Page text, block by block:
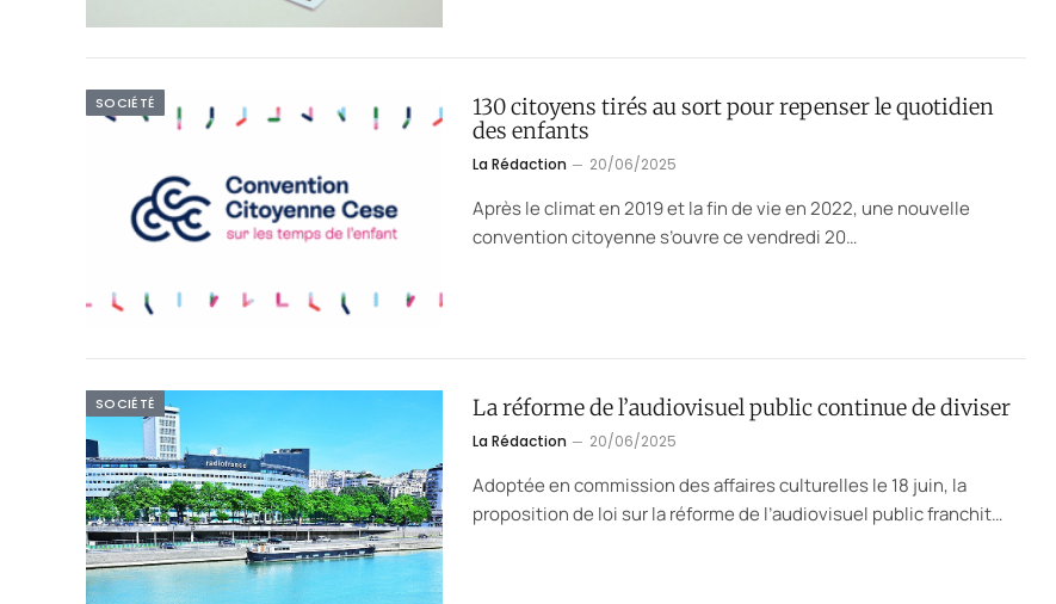
SOCIÉTÉ
130 citoyens tirés au sort pour repenser le quotidien
des enfants
La Rédaction 20/06/2025
Après le climat en 2019 et la fin de vie en 2022, une nouvelle
convention citoyenne s’ouvre ce vendredi 20…
SOCIÉTÉ La réforme de l’audiovisuel public continue de diviser
La Rédaction 20/06/2025
Adoptée en commission des affaires culturelles le 18 juin, la
proposition de loi sur la réforme de l’audiovisuel public franchit…